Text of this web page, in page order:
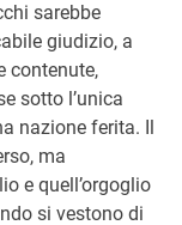
sarebbe
giudizio, a
contenute,
sotto l’unica
nazione ferita. Il
ma
e quell’orgoglio
si vestono di